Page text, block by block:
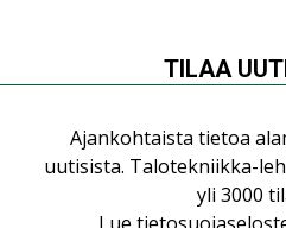
LUETUIMMAT
LEHDEN ARTIKKELIT
TILAA
Ajankohtaista tietoa
uutisista. Talotekniikka-
yli 3000
Lue